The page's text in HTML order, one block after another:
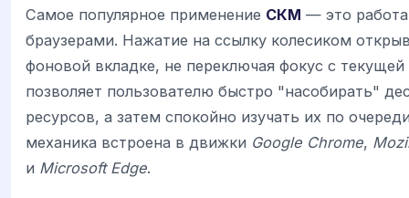
Самое популярное применение СКМ — это
браузерами. Нажатие на ссылку колесиком
фоновой вкладке, не переключая фокус с
позволяет пользователю быстро "насобирать"
ресурсов, а затем спокойно изучать их по
механика встроена в движки Google Chrome,
и Microsoft Edge.